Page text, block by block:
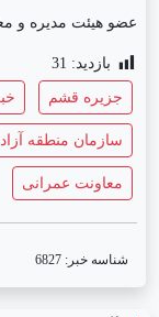
عضو هیئت مدیره و
بازدید: 31
جزیره قشم
سازمان منطقه
معاونت عمرانی
شناسه خبر: